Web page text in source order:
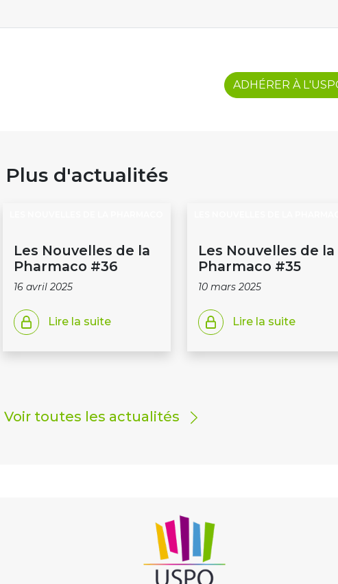
ADHÉRER À
Plus d'actualités
Les Nouvelles de la
Pharmaco #36
16 avril 2025
Lire la suite
Les Nouvelles de la
Pharmaco #35
10 mars 2025
Lire la suite
Voir toutes les actualités